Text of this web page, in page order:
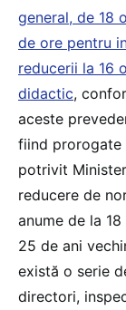
general, de 18
de ore pentru
reducerii la 16
didactic,
aceste
fiind prorogate
potrivit
reducere de
anume de la
25 de ani
există o serie
directori,